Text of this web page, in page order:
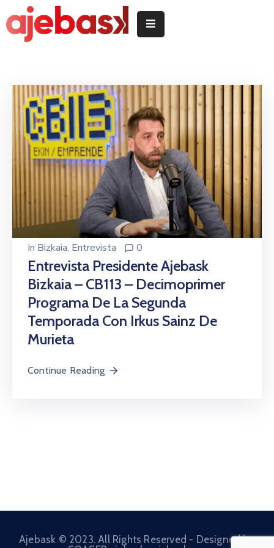
Hasiera
Delegeciones
Quiénes
somos
/
garen
Servicios
/
Zerbitzuak
Beneficios
Onuragarriak
Eventos
Contacto
In Bizkaia‚ Entrevista 0
Entrevista Presidente Ajebask
Bizkaia – CB113 – Decimoprimer
Programa De La Segunda
Temporada Con Irkus Sainz De
Murieta
Continue Reading
Ajebask © 2023. All Rights Reserved - Designed by